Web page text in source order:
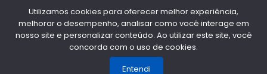
Central Auto Peças - CNPJ: 90.196.999/0001-89
Todos os
direitos reservados.2026
Desenvolvido Por:
Utilizamos cookies para oferecer melhor experiência,
melhorar o desempenho, analisar como você interage em
nosso site e personalizar conteúdo. Ao utilizar este site, você
concorda com o uso de cookies.
Entendi